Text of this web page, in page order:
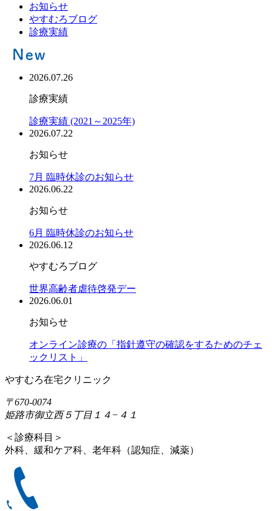
お知らせ
やすむろブログ
診療実績
2026.07.26
診療実績
診療実績 (2021～2025年)
2026.07.22
お知らせ
7月 臨時休診のお知らせ
2026.06.22
お知らせ
6月 臨時休診のお知らせ
2026.06.12
やすむろブログ
世界高齢者虐待啓発デー
2026.06.01
お知らせ
オンライン診療の「指針遵守の確認をするためのチェ
ックリスト」
やすむろ在宅クリニック
〒670-0074
姫路市御立西５丁目１４−４１
＜診療科目＞
外科、緩和ケア科、老年科（認知症、減薬）